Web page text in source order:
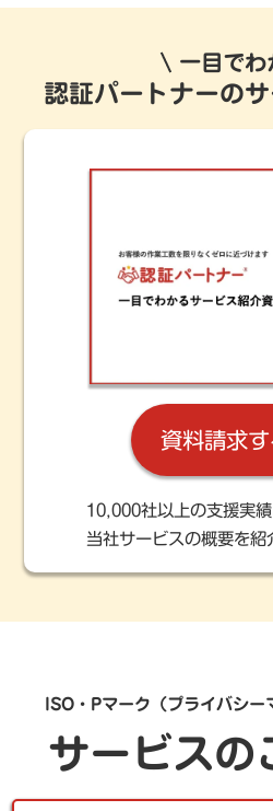
一目でわ
認証パートナーの
資料請求す
10,000社以上の支援実績
当社サービスの概要を紹
ISO・Pマーク（プライバシ
サービスの